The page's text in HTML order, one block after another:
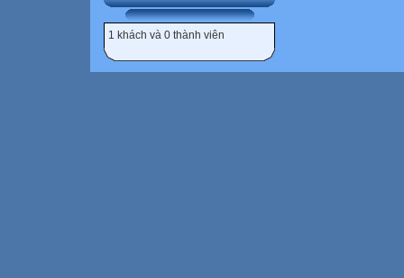
1 khách và 0 thành viên